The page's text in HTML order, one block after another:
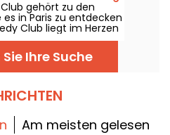
gehört zu den
in Paris zu entdecken
Club liegt im Herzen
Schritte vom
und ist gleichzeitig
Wir haben ihn
Ihnen unsere
Ihre Suche
Am meisten gelesen